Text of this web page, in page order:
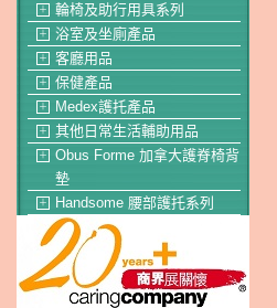
＋ 輪椅及助行用具系列
＋ 浴室及坐廁產品
＋ 客廳用品
＋ 保健產品
＋ Medex護托產品
＋ 其他日常生活輔助用品
＋
Obus Forme 加拿大護脊椅背
墊
＋ Handsome 腰部護托系列